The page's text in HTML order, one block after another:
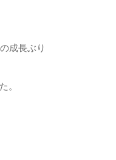
成長ぶり